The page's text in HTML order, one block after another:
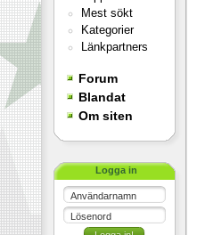
Mest sökt
Kategorier
Länkpartners
Forum
Blandat
Om siten
Logga in
Användarnamn
Lösenord